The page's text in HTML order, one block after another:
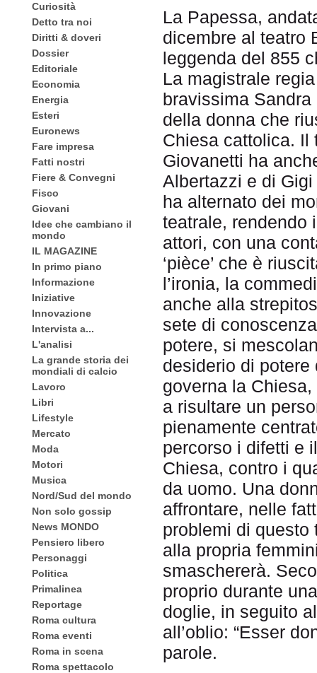
Curiosità
Detto tra noi
Diritti & doveri
Dossier
Editoriale
Economia
Energia
Esteri
Euronews
Fare impresa
Fatti nostri
Fiere & Convegni
Fisco
Giovani
Idee che cambiano il
mondo
IL MAGAZINE
In primo piano
Informazione
Iniziative
Innovazione
Intervista a...
L'analisi
La grande storia dei
mondiali di calcio
Lavoro
Libri
Lifestyle
Mercato
Moda
Motori
Musica
Nord/Sud del mondo
Non solo gossip
News MONDO
Pensiero libero
Personaggi
Politica
Primalinea
Reportage
Roma cultura
Roma eventi
Roma in scena
Roma spettacolo
La Papessa,
dicembre al teatro
leggenda del 855
La magistrale
bravissima
della donna che
Chiesa cattolica. Il
Giovanetti ha
Albertazzi e di
ha alternato dei
teatrale, rendendo
attori, con una
‘pièce’ che è
l’ironia, la
anche alla
sete di
potere, si
desiderio di
governa la
a risultare un
pienamente
percorso i difetti e
Chiesa, contro i
da uomo. Una
affrontare, nelle
problemi di questo
alla propria
smaschererà.
proprio durante
doglie, in seguito
all’oblio: “Esser
parole.